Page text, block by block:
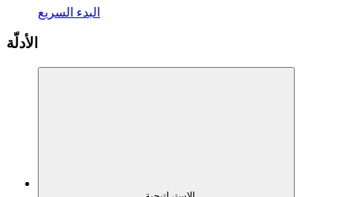
البدء السريع
الأدلّة